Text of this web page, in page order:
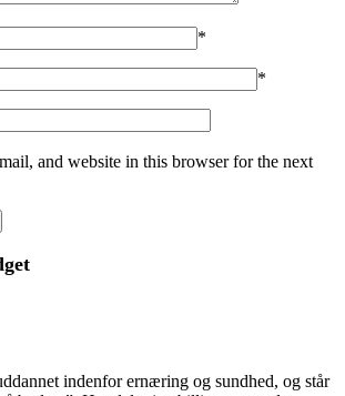
*
*
and website in this browser for the next
indenfor ernæring og sundhed, og står